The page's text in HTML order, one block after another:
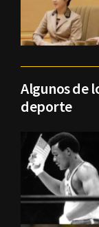
Algunos de
deporte